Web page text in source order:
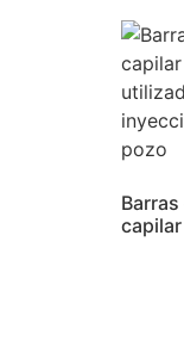
capilar